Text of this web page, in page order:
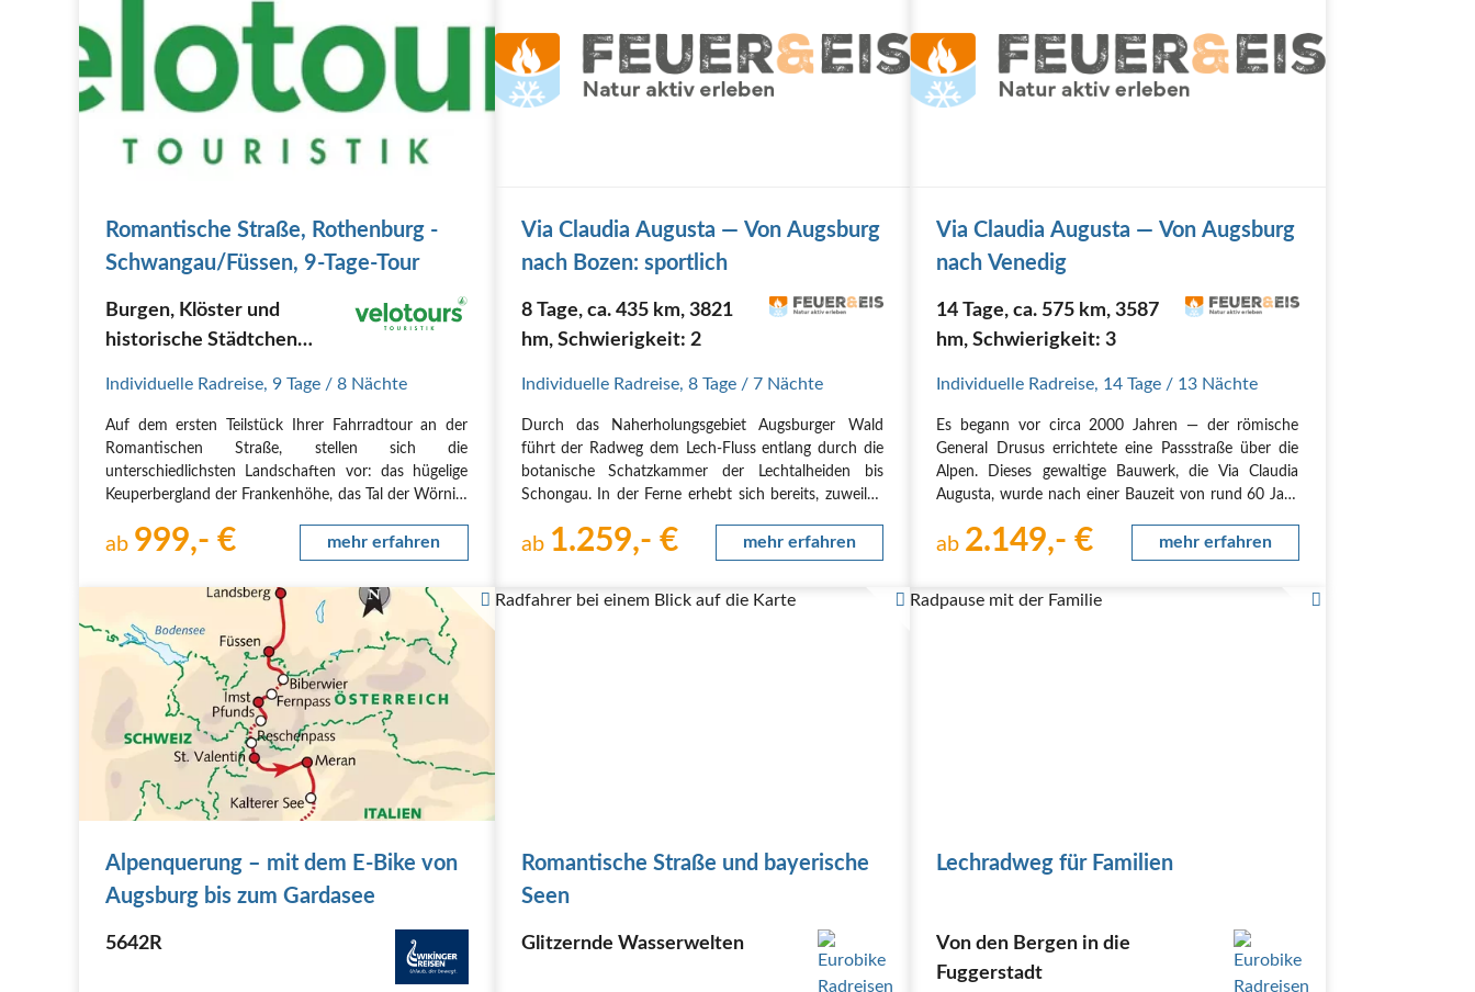
Romantische Straße, Rothenburg -
Schwangau/Füssen, 9-Tage-Tour
Burgen, Klöster und
historische Städtchen
Straße...
Individuelle Radreise, 9 Tage / 8 Nächte
Auf dem ersten Teilstück Ihrer Fahrradtour an der
Romantischen Straße, stellen sich die
unterschiedlichsten Landschaften vor: das hügelige
Keuperbergland der Frankenhöhe, das Tal der Wörnitz
Krater des Nördlinger Ries. Der Lech begleitet Sie ab
ab 999,- € mehr erfahren
Via Clau­dia Augus­ta — Von Augs­burg
nach Bozen: sportlich
8 Tage, ca. 435 km, 3821
hm, Schwierigkeit: 2
Individuelle Radreise, 8 Tage / 7 Nächte
Durch das Nah­erho­lungs­ge­biet Augs­bur­ger Wald
führt der Rad­weg dem Lech-Fluss ent­lang durch die
bota­ni­sche Schatz­kam­mer der Lech­t­al­hei­den bis
Schon­gau. In der Fer­ne erhebt sich bereits, zuwei­len
hou­et­te der Baye­ri­schen…
ab 1.259,- € mehr erfahren
Via Clau­dia Augus­ta — Von Augs­burg
nach Venedig
14 Tage, ca. 575 km, 3587
hm, Schwierigkeit: 3
Individuelle Radreise, 14 Tage / 13 Nächte
Es begann vor cir­ca 2000 Jah­ren — der römi­sche
Gene­ral Dru­sus errich­te­te eine Pass­stra­ße über die
Alpen. Die­ses gewal­ti­ge Bau­werk, die Via Clau­dia
Augus­ta, wur­de nach einer Bau­zeit von rund 60 Jah­
anti­ken Inge­nieurs­kunst.…
ab 2.149,- € mehr erfahren
Alpenquerung – mit dem E-Bike von
Augsburg bis zum Gardasee
5642R
Radfahrer bei einem Blick auf die Karte
Romantische Straße und bayerische
Seen
Glitzernde Wasserwelten
Radpause mit der Familie
Lechradweg für Familien
Von den Bergen in die
Fuggerstadt